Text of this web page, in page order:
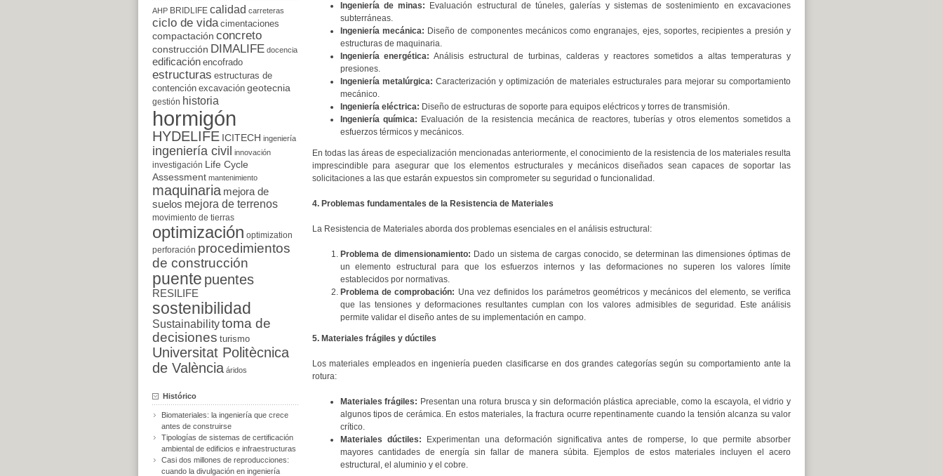
Ingeniería de minas: Evaluación estructural de túneles, galerías y sistemas de sostenimiento en excavaciones
subterráneas.
Ingeniería mecánica: Diseño de componentes mecánicos como engranajes, ejes, soportes, recipientes a presión y
estructuras de maquinaria.
Ingeniería energética: Análisis estructural de turbinas, calderas y reactores sometidos a altas temperaturas y
presiones.
Ingeniería metalúrgica: Caracterización y optimización de materiales estructurales para mejorar su comportamiento
mecánico.
Ingeniería eléctrica: Diseño de estructuras de soporte para equipos eléctricos y torres de transmisión.
Ingeniería química: Evaluación de la resistencia mecánica de reactores, tuberías y otros elementos sometidos a
esfuerzos térmicos y mecánicos.
En todas las áreas de especialización mencionadas anteriormente, el conocimiento de la resistencia de los materiales resulta
imprescindible para asegurar que los elementos estructurales y mecánicos diseñados sean capaces de soportar las
solicitaciones a las que estarán expuestos sin comprometer su seguridad o funcionalidad.
4. Problemas fundamentales de la Resistencia de Materiales
La Resistencia de Materiales aborda dos problemas esenciales en el análisis estructural:
Problema de dimensionamiento: Dado un sistema de cargas conocido, se determinan las dimensiones óptimas de
un elemento estructural para que los esfuerzos internos y las deformaciones no superen los valores límite
establecidos por normativas.
Problema de comprobación: Una vez definidos los parámetros geométricos y mecánicos del elemento, se verifica
que las tensiones y deformaciones resultantes cumplan con los valores admisibles de seguridad. Este análisis
permite validar el diseño antes de su implementación en campo.
5. Materiales frágiles y dúctiles
Los materiales empleados en ingeniería pueden clasificarse en dos grandes categorías según su comportamiento ante la
rotura:
Materiales frágiles: Presentan una rotura brusca y sin deformación plástica apreciable, como la escayola, el vidrio y
algunos tipos de cerámica. En estos materiales, la fractura ocurre repentinamente cuando la tensión alcanza su valor
crítico.
Materiales dúctiles: Experimentan una deformación significativa antes de romperse, lo que permite absorber
mayores cantidades de energía sin fallar de manera súbita. Ejemplos de estos materiales incluyen el acero
estructural, el aluminio y el cobre.
AHP BRIDLIFE calidad carreteras
ciclo de vida cimentaciones
compactación concreto
construcción DIMALIFE docencia
edificación encofrado
estructuras estructuras de
contención excavación geotecnia
gestión historia
hormigón
HYDELIFE ICITECH ingeniería
ingeniería civil innovación
investigación
Life Cycle
Assessment mantenimiento
maquinaria mejora de
suelos mejora de terrenos
movimiento de tierras
optimización optimization
perforación procedimientos
de construcción
puente puentes
RESILIFE
sostenibilidad
Sustainabilitytoma de
decisiones turismo
Universitat Politècnica
de València áridos
Histórico
Biomateriales: la ingeniería que crece
antes de construirse
Tipologías de sistemas de certificación
ambiental de edificios e infraestructuras
Casi dos millones de reproducciones:
cuando la divulgación en ingeniería